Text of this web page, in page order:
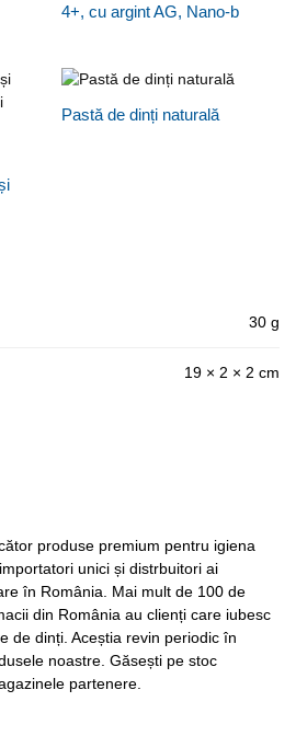
4+, cu argint AG, Nano-b
Pastă de dinți naturală
30 g
19 × 2 × 2 cm
produse premium pentru igiena
unici și distrbuitori ai
în România. Mai mult de 100 de
din România au clienți care iubesc
de dinți. Aceștia revin periodic în
noastre. Găsești pe stoc
partenere.